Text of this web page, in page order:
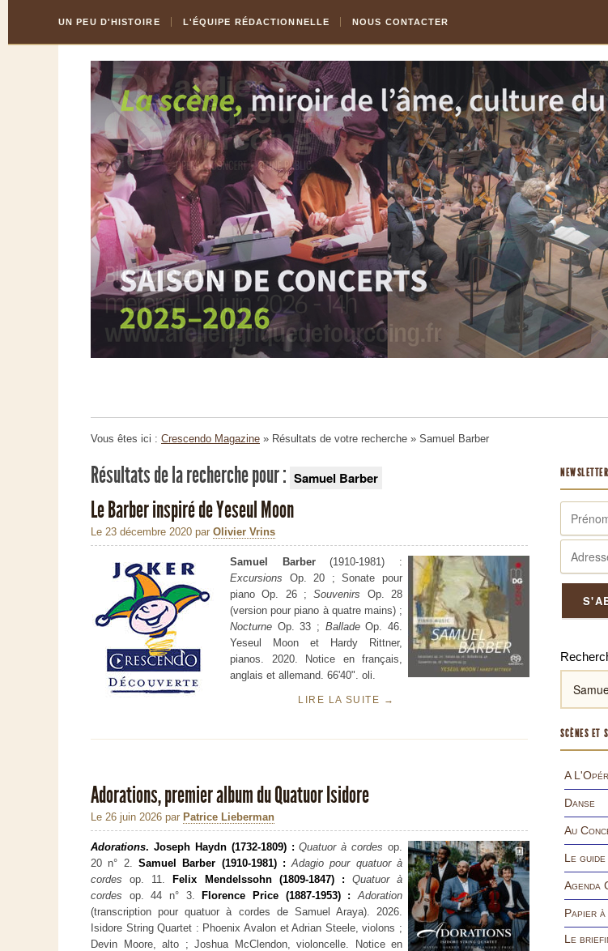
Content
la
UN PEU D'HISTOIRE L'ÉQUIPE RÉDACTIONNELLE NOUS CONTACTER
Vous êtes ici : Crescendo Magazine » Résultats de votre recherche » Samuel Barber
Résultats de la recherche pour : Samuel Barber
Le Barber inspiré de Yeseul Moon
Le 23 décembre 2020 par Olivier Vrins
Samuel Barber(1910-1981) :
Excursions Op. 20 ; Sonate pour
piano Op. 26 ;Souvenirs Op. 28
(version pour piano à quatre mains) ;
Nocturne Op. 33 ; BalladeOp. 46.
Yeseul Moon et Hardy Rittner,
pianos. 2020. Notice en français,
anglais et allemand. 66'40". oli.
LIRE LA SUITE →
Adorations, premier album du Quatuor Isidore
Le 26 juin 2026 par Patrice Lieberman
Adorations. Joseph Haydn (1732-1809) : Quatuor à cordes op.
20 n° 2. Samuel Barber (1910-1981) : Adagio pour quatuor à
cordes op. 11. Felix Mendelssohn (1809-1847) :
Quatuor à
cordes op. 44 n° 3. Florence Price (1887-1953) :
Adoration
(transcription pour quatuor à cordes de Samuel Araya). 2026.
Isidore String Quartet : Phoenix Avalon et Adrian Steele, violons ;
Devin Moore, alto ; Joshua McClendon, violoncelle. Notice en
SCÈNES ET
A
Danse
Au
Le
Agenda
Papier
Le